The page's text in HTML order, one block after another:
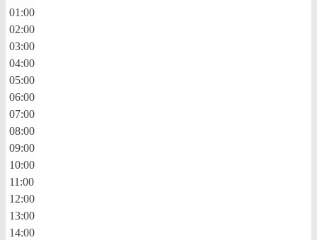
01:00
02:00
03:00
04:00
05:00
06:00
07:00
08:00
09:00
10:00
11:00
12:00
13:00
14:00